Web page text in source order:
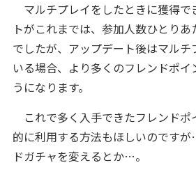
マルチプレイをしたときに獲得で
トがこれまでは、参加人数ひとり
でしたが、アップデート後はマル
いる場合、より多くのフレンドポイ
うになります。
これで多く入手できたフレンドポ
的に利用する方法もほしいのです
ドガチャを変えるとか…。